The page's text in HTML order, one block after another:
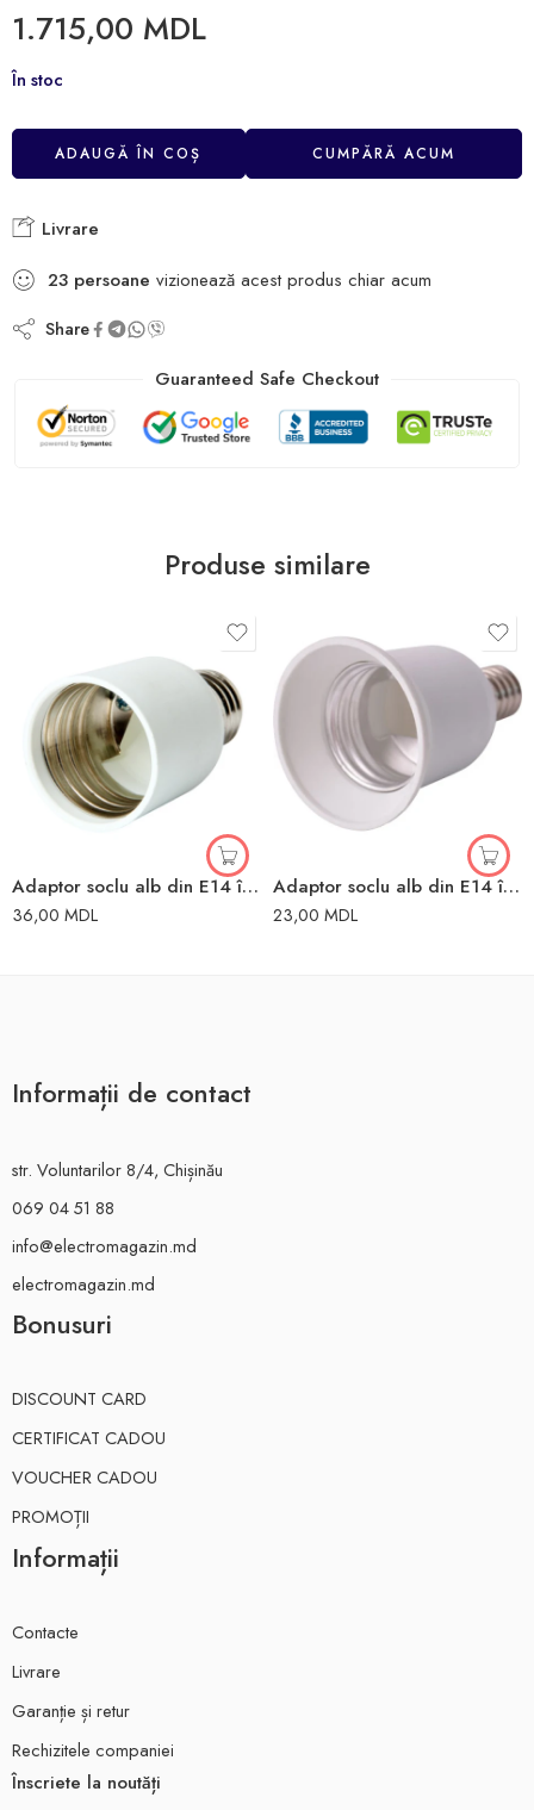
1.715,00 MDL
În stoc
ADAUGĂ ÎN COȘ CUMPĂRĂ ACUM
Livrare
23 persoane vizionează acest produs chiar acum
Share
Guaranteed Safe Checkout
Produse similare
Adaptor soclu alb din Е14 în E40 Enext
36,00 MDL
Adaptor soclu alb din E14 în E27 Enext
23,00 MDL
Informații de contact
str. Voluntarilor 8/4, Chișinău
069 04 51 88
info@electromagazin.md
electromagazin.md
Bonusuri
DISCOUNT CARD
CERTIFICAT CADOU
VOUCHER CADOU
PROMOȚII
Informații
Contacte
Livrare
Garanție și retur
Rechizitele companiei
Înscriete la noutăți